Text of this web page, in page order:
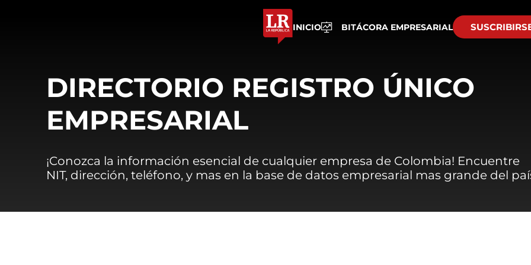
INICIO BITÁCORA EMPRESARIAL
DIRECTORIO REGISTRO ÚNICO
EMPRESARIAL
¡Conozca la información esencial de cualquier empresa de Colombia! Encuentre
NIT, dirección, teléfono, y mas en la base de datos empresarial mas grande del